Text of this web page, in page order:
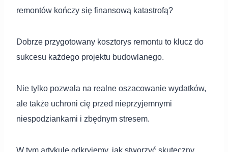
remontów kończy się finansową katastrofą?
Dobrze przygotowany kosztorys remontu to klucz do
sukcesu każdego projektu budowlanego.
Nie tylko pozwala na realne oszacowanie wydatków,
ale także uchroni cię przed nieprzyjemnymi
niespodziankami i zbędnym stresem.
W tym artykule odkryjemy, jak stworzyć skuteczny